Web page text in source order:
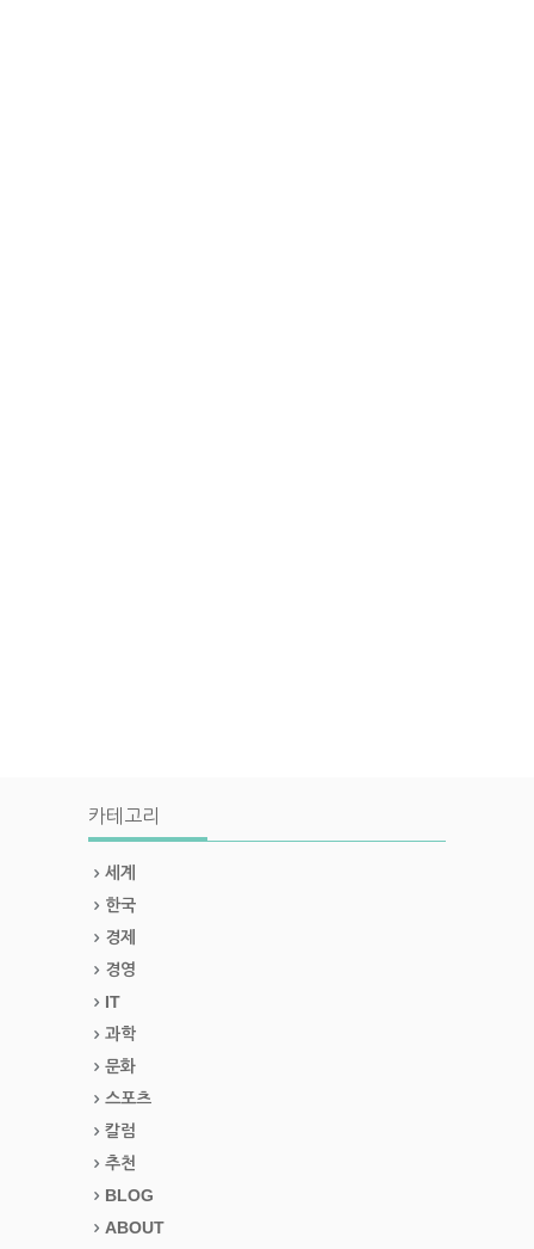
카테고리
세계
한국
경제
경영
IT
과학
문화
스포츠
칼럼
추천
BLOG
ABOUT